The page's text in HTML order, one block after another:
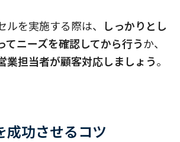
を実施する際は、
しっかりとし
てニーズを確認してから行うか、
業担当者が顧客対応しましょう。
成功させるコツ